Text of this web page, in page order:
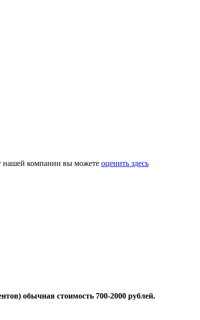
нашей компании вы можете оценить здесь
обычная стоимость 700-2000 рублей.